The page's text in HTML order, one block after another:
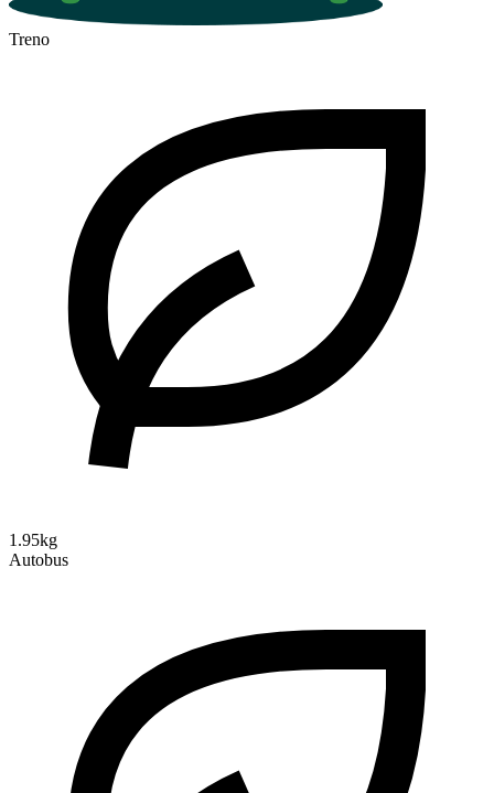
Treno
1.95kg
Autobus